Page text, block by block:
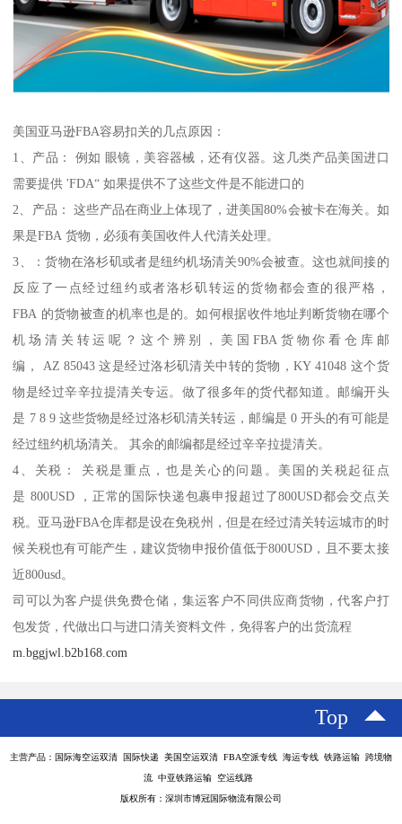
美国亚马逊FBA容易扣关的几点原因：
1、产品： 例如 眼镜，美容器械，还有仪器。这几类产品美国进口
需要提供 'FDA“ 如果提供不了这些文件是不能进口的
2、产品： 这些产品在商业上体现了，进美国80%会被卡在海关。如
果是FBA 货物，必须有美国收件人代清关处理。
3、：货物在洛杉矶或者是纽约机场清关90%会被查。这也就间接的
反应了一点经过纽约或者洛杉矶转运的货物都会查的很严格，
FBA 的货物被查的机率也是的。如何根据收件地址判断货物在哪个
机场清关转运呢？这个辨别，美国FBA货物你看仓库邮
编， AZ 85043 这是经过洛杉矶清关中转的货物，KY 41048 这个货
物是经过辛辛拉提清关专运。做了很多年的货代都知道。邮编开头
是 7 8 9 这些货物是经过洛杉矶清关转运，邮编是 0 开头的有可能是
经过纽约机场清关。 其余的邮编都是经过辛辛拉提清关。
4、关税： 关税是重点，也是关心的问题。美国的关税起征点
是 800USD ，正常的国际快递包裹申报超过了800USD都会交点关
税。亚马逊FBA仓库都是设在免税州，但是在经过清关转运城市的时
候关税也有可能产生，建议货物申报价值低于800USD，且不要太接
近800usd。
司可以为客户提供免费仓储，集运客户不同供应商货物，代客户打
包发货，代做出口与进口清关资料文件，免得客户的出货流程
m.bggjwl.b2b168.com
Top
主营产品：国际海空运双清 国际快递 美国空运双清 FBA空派专线 海运专线 铁路运输 跨境物
流 中亚铁路运输 空运线路
版权所有：深圳市博冠国际物流有限公司